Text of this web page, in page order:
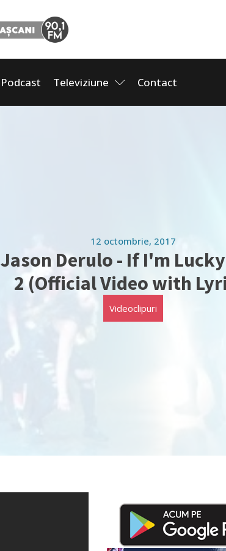
Podcast Televiziune Contact
12 octombrie, 2017
Jason Derulo - If I'm
2 (Official Video with
Videoclipuri